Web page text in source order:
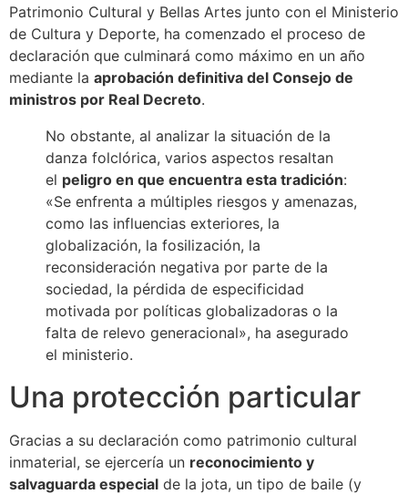
Patrimonio Cultural y Bellas Artes junto con el Ministerio
de Cultura y Deporte, ha comenzado el proceso de
declaración que culminará como máximo en un año
mediante la aprobación definitiva del Consejo de
ministros por Real Decreto.
No obstante, al analizar la situación de la
danza folclórica, varios aspectos resaltan
el peligro en que encuentra esta tradición:
«Se enfrenta a múltiples riesgos y amenazas,
como las influencias exteriores, la
globalización, la fosilización, la
reconsideración negativa por parte de la
sociedad, la pérdida de especificidad
motivada por políticas globalizadoras o la
falta de relevo generacional», ha asegurado
el ministerio.
Una protección particular
Gracias a su declaración como patrimonio cultural
inmaterial, se ejercería un reconocimiento y
salvaguarda especial de la jota, un tipo de baile (y